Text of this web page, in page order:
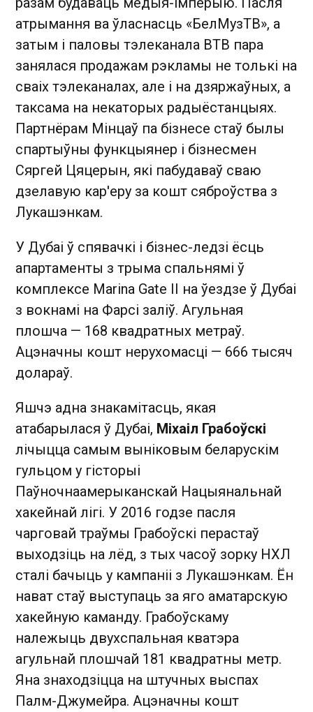
атрымання ва ўласнасць «БелМузТВ», а
затым і паловы тэлеканала ВТВ пара
занялася продажам рэкламы не толькі на
сваіх тэлеканалах, але і на дзяржаўных, а
таксама на некаторых радыёстанцыях.
Партнёрам Мінцаў па бізнесе стаў былы
спартыўны функцыянер і бізнесмен
Сяргей Цяцерын, які пабудаваў сваю
дзелавую кар'еру за кошт сяброўства з
Лукашэнкам.
У Дубаі ў спявачкі і бізнес-ледзі ёсць
апартаменты з трыма спальнямі ў
комплексе Marina Gate II на ўездзе ў Дубаі
з вокнамі на Фарсі заліў. Агульная
плошча — 168 квадратных метраў.
Ацэначны кошт нерухомасці — 666 тысяч
долараў.
Яшчэ адна знакамітасць, якая
атабарылася ў Дубаі, Міхаіл Грабоўскі
лічыцца самым выніковым беларускім
гульцом у гісторыі
Паўночнаамерыканскай Нацыянальнай
хакейнай лігі. У 2016 годзе пасля
чарговай траўмы Грабоўскі перастаў
выходзіць на лёд, з тых часоў зорку НХЛ
сталі бачыць у кампаніі з Лукашэнкам. Ён
нават стаў выступаць за яго аматарскую
хакейную каманду. Грабоўскаму
належыць двухспальная кватэра
агульнай плошчай 181 квадратны метр.
Яна знаходзіцца на штучных выспах
Палм-Джумейра. Ацэначны кошт